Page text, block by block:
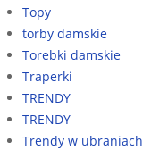
Topy
torby damskie
Torebki damskie
Traperki
TRENDY
TRENDY
Trendy w ubraniach